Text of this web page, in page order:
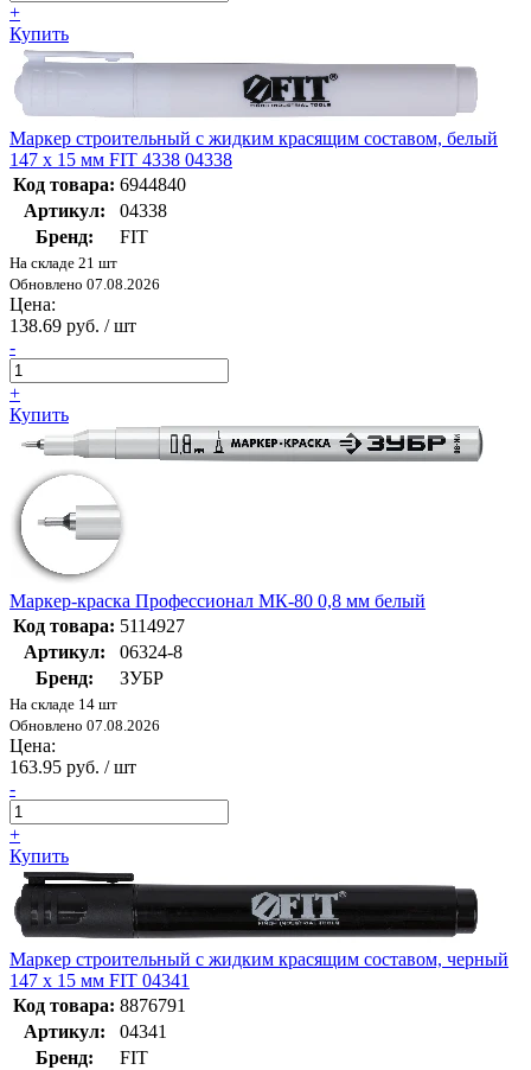
+
Купить
Маркер строительный с жидким красящим составом, белый
147 х 15 мм FIT 4338 04338
Код товара: 6944840
Артикул:
04338
Бренд:
FIT
На складе 21 шт
Обновлено 07.08.2026
Цена:
138.69 руб. / шт
-
+
Купить
Маркер-краска Профессионал МК-80 0,8 мм белый
Код товара: 5114927
Артикул:
06324-8
Бренд:
ЗУБР
На складе 14 шт
Обновлено 07.08.2026
Цена:
163.95 руб. / шт
-
+
Купить
Маркер строительный с жидким красящим составом, черный
147 х 15 мм FIT 04341
Код товара: 8876791
Артикул:
04341
Бренд:
FIT